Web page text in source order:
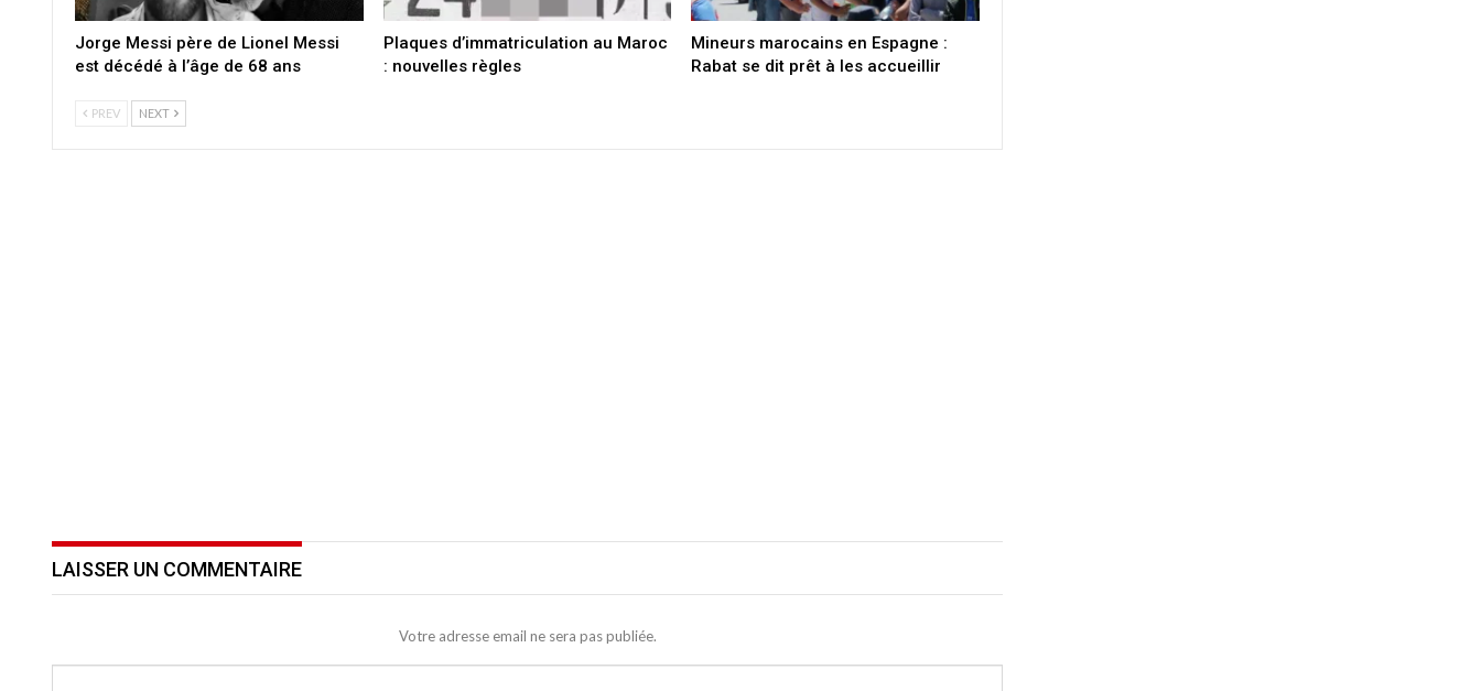
Jorge Messi père de Lionel Messi
est décédé à l’âge de 68 ans
Plaques d’immatriculation au Maroc
: nouvelles règles
Mineurs marocains en Espagne :
Rabat se dit prêt à les accueillir
PREV NEXT
LAISSER UN COMMENTAIRE
Votre adresse email ne sera pas publiée.